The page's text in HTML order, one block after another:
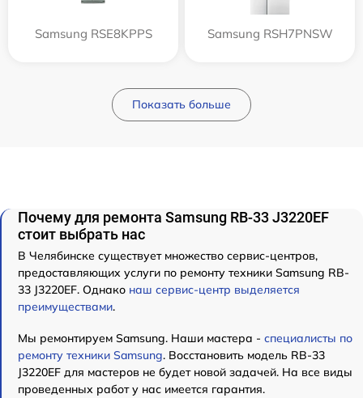
Samsung RSE8KPPS Samsung RSH7PNSW
Показать больше
Почему для ремонта Samsung RB-33 J3220EF
стоит выбрать нас
В Челябинске существует множество сервис-центров,
предоставляющих услуги по ремонту техники Samsung RB-
33 J3220EF. Однако наш сервис-центр выделяется
преимуществами.
Мы ремонтируем Samsung. Наши мастера - специалисты по
ремонту техники Samsung. Восстановить модель RB-33
J3220EF для мастеров не будет новой задачей. На все виды
проведенных работ у нас имеется гарантия.